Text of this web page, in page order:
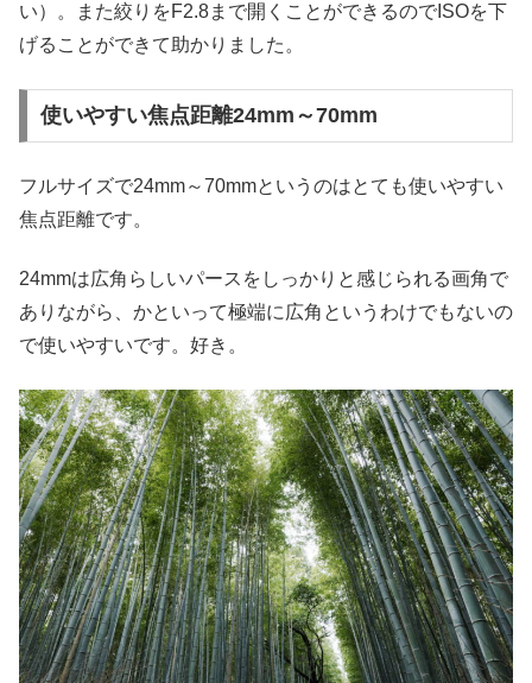
い）。また絞りをF2.8まで開くことができるのでISOを下
げることができて助かりました。
使いやすい焦点距離24mm～70mm
フルサイズで24mm～70mmというのはとても使いやすい
焦点距離です。
24mmは広角らしいパースをしっかりと感じられる画角で
ありながら、かといって極端に広角というわけでもないの
で使いやすいです。好き。